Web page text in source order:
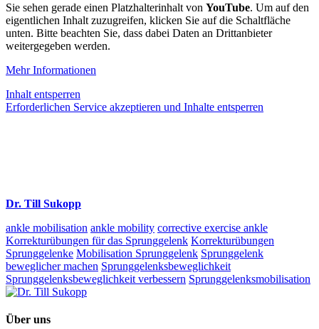
Sie sehen gerade einen Platzhalterinhalt von YouTube. Um auf den
eigentlichen Inhalt zuzugreifen, klicken Sie auf die Schaltfläche
unten. Bitte beachten Sie, dass dabei Daten an Drittanbieter
weitergegeben werden.
Mehr Informationen
Inhalt entsperren
Erforderlichen Service akzeptieren und Inhalte entsperren
Dr. Till Sukopp
ankle mobilisation ankle mobility corrective exercise ankle
Korrekturübungen für das Sprunggelenk Korrekturübungen
Sprunggelenke Mobilisation Sprunggelenk Sprunggelenk
beweglicher machen Sprunggelenksbeweglichkeit
Sprunggelenksbeweglichkeit verbessern Sprunggelenksmobilisation
Über uns